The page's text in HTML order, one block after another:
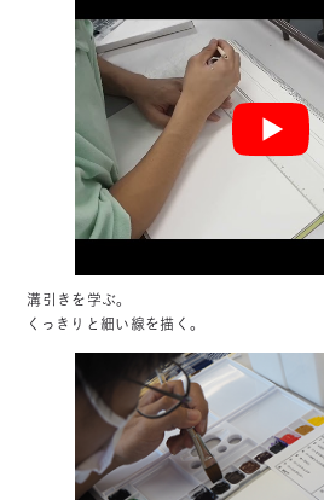
溝引きを学ぶ。
くっきりと細い線を描く。